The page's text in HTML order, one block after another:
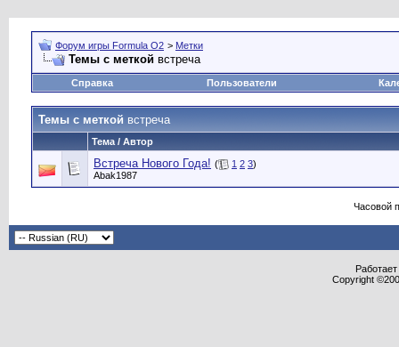
Форум игры Formula O2 > Метки
Темы с меткой встреча
Справка Пользователи
Темы с меткой встреча
Тема / Автор
Встреча Нового Года! ( 1 2 3)
Abak1987
Часовой
Copyright